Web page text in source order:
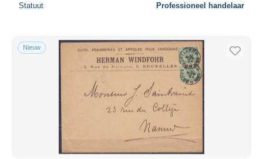
Statuut Professioneel handelaar
Nieuw